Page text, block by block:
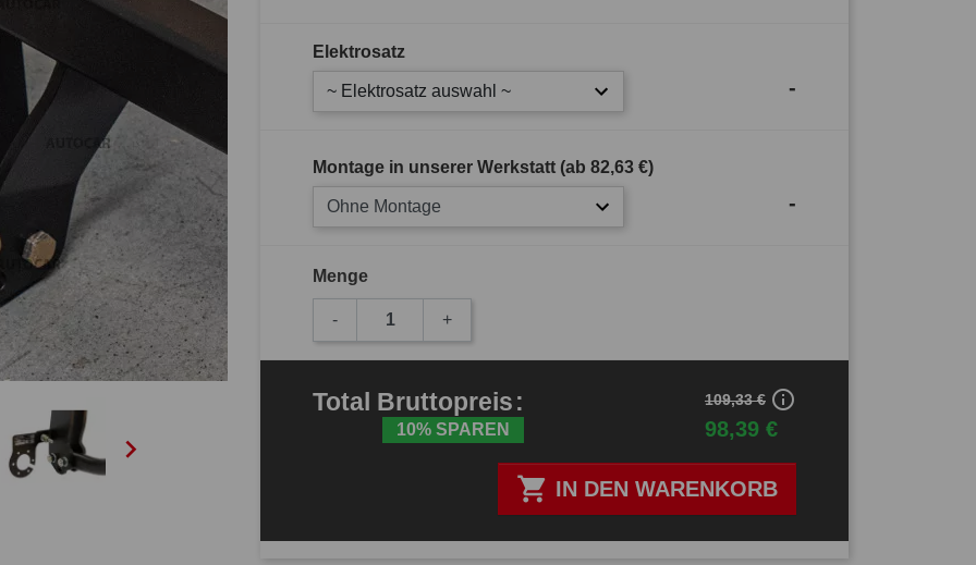

Elektrosatz
~ Elektrosatz auswahl ~ -
Montage in unserer Werkstatt (ab 82,63 €)
Ohne Montage -
Menge
- +
 IN DEN WARENKORB
Total Bruttopreis:
10% SPAREN 98,39 €
109,33 € info_outline